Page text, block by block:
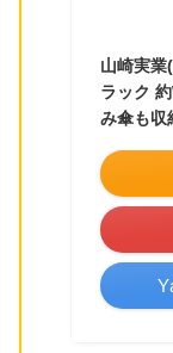
山崎実
ラック
み傘も収